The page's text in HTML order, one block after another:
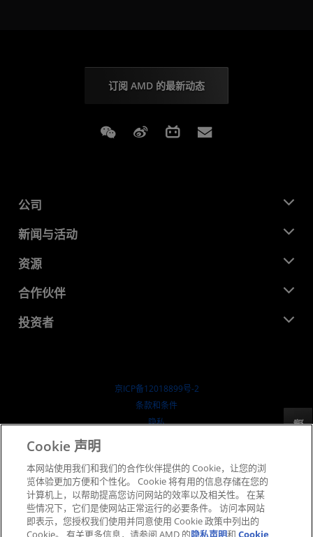
订阅 AMD 的最新动态
Weixin Weibo Bilibili
公司
关于 AMD
企业责任
就业机会
联系我们
新闻与活动
新闻中心
媒体库
资源
开发中心
成功案例
合作伙伴
AMD 合作伙伴中心
投资者
SEC 报告
京ICP备12018899号-2
​条款和条件
隐私
公开公平竞争
英国税收策略
Cookie 政策
Cookie 设置
反馈
Cookie 声明
本网站使用我们和我们的合作伙伴提供的 Cookie，让您的浏
览体验更加方便和个性化。 Cookie 将有用的信息存储在您的
计算机上，以帮助提高您访问网站的效率以及相关性。 在某
些情况下，它们是使网站正常运行的必要条件。 访问本网站
即表示，您授权我们使用并同意使用 Cookie 政策中列出的
Cookie。 有关更多信息，请参阅 AMD 的隐私声明和Cookie